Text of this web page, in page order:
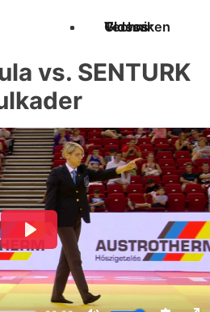
Techniken
Videos
Glossar
vs. SENTURK